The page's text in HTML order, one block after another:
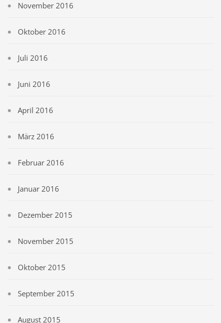
November 2016
Oktober 2016
Juli 2016
Juni 2016
April 2016
März 2016
Februar 2016
Januar 2016
Dezember 2015
November 2015
Oktober 2015
September 2015
August 2015